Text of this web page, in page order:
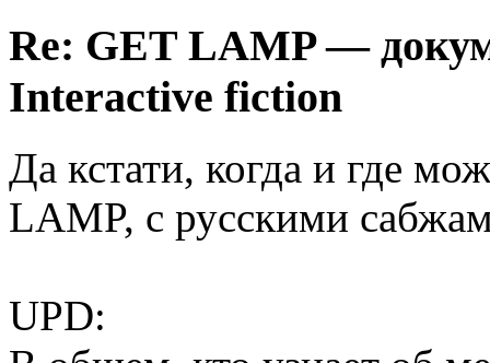
Re: GET LAMP —
Interactive fiction
Да кстати, когда и где
LAMP, с русскими
UPD: